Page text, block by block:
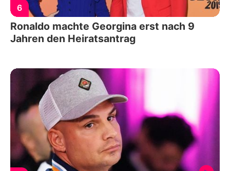
6
Ronaldo machte Georgina erst nach 9
Jahren den Heiratsantrag